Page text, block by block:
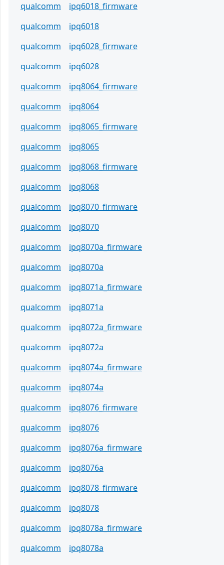
qualcomm
ipq6018_firmware
qualcomm
ipq6018
qualcomm
ipq6028_firmware
qualcomm
ipq6028
qualcomm
ipq8064_firmware
qualcomm
ipq8064
qualcomm
ipq8065_firmware
qualcomm
ipq8065
qualcomm
ipq8068_firmware
qualcomm
ipq8068
qualcomm
ipq8070_firmware
qualcomm
ipq8070
qualcomm
ipq8070a_firmware
qualcomm
ipq8070a
qualcomm
ipq8071a_firmware
qualcomm
ipq8071a
qualcomm
ipq8072a_firmware
qualcomm
ipq8072a
qualcomm
ipq8074a_firmware
qualcomm
ipq8074a
qualcomm
ipq8076_firmware
qualcomm
ipq8076
qualcomm
ipq8076a_firmware
qualcomm
ipq8076a
qualcomm
ipq8078_firmware
qualcomm
ipq8078
qualcomm
ipq8078a_firmware
qualcomm
ipq8078a